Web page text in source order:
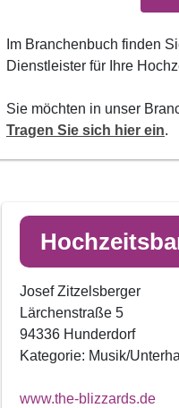
Im Branchenbuch finden
Dienstleister für Ihre
Sie möchten in unser
Tragen Sie sich hier ein.
Josef Zitzelsberger
Lärchenstraße 5
94336 Hunderdorf
Kategorie: Musik/
www.the-blizzards.de